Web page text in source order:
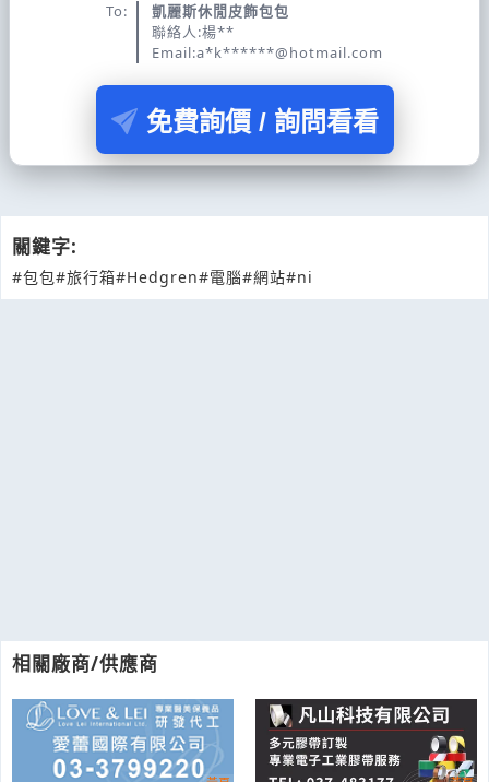
相關廠商/供應商
To:
凱麗斯休閒皮飾包包
聯絡人:楊**
Email:a*k******@hotmail.com
免費詢價 / 詢問看看
關鍵字:
#包包#旅行箱#Hedgren#電腦#網站#ni